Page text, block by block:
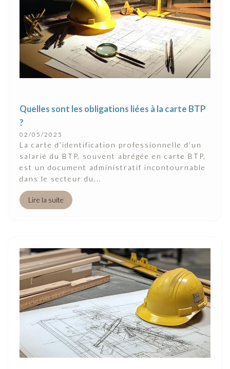
Quelles sont les obligations liées à la carte BTP
?
02/05/2025
La carte d’identification professionnelle d’un
salarié du BTP, souvent abrégée en carte BTP,
est un document administratif incontournable
dans le secteur du...
Lire la suite